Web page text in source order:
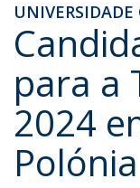
para a
2024
Polónia